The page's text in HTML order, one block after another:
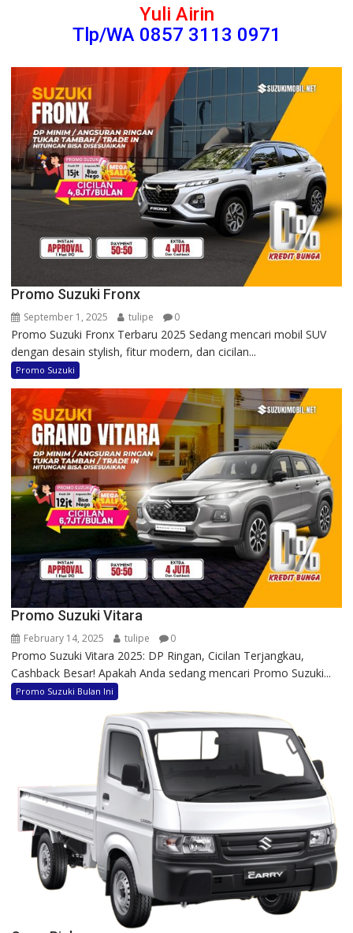
Yuli Airin
Tlp/WA 0857 3113 0971
Promo Suzuki Fronx
September 1, 2025 tulipe 0
Promo Suzuki Fronx Terbaru 2025 Sedang mencari mobil SUV
dengan desain stylish, fitur modern, dan cicilan...
Promo Suzuki
Promo Suzuki Vitara
February 14, 2025 tulipe 0
Promo Suzuki Vitara 2025: DP Ringan, Cicilan Terjangkau,
Cashback Besar! Apakah Anda sedang mencari Promo Suzuki...
Promo Suzuki Bulan Ini